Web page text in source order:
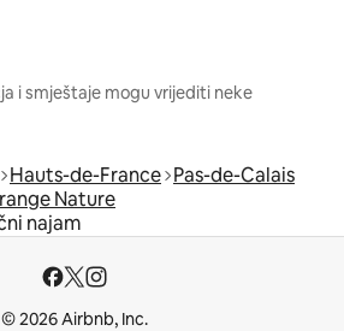
i smještaje mogu vrijediti neke
Hauts-de-France Pas-de-Calais
Nature
najam
© 2026 Airbnb, Inc.